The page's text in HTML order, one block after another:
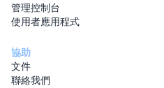
管理控制台
使用者應用程式
協助
文件
聯絡我們